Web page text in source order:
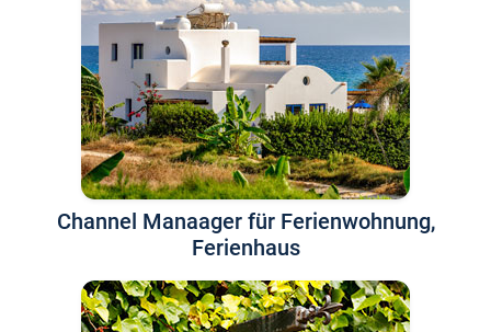
Channel Manaager für Ferienwohnung,
Ferienhaus